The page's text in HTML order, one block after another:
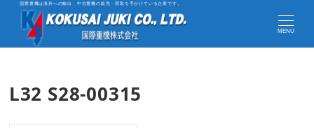
国際重機は海外への輸出、中古重機の販売・買取を手がけている企業です。
MENU
L32 S28-00315